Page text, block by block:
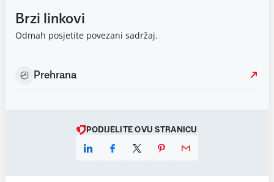
Brzi linkovi
Odmah posjetite povezani sadržaj.
Prehrana
PODIJELITE OVU STRANICU